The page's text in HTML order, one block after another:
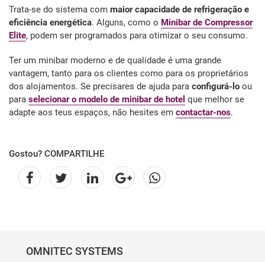
Trata-se do sistema com maior capacidade de refrigeração e
eficiência energética. Alguns, como o Minibar de Compressor
Elite, podem ser programados para otimizar o seu consumo.
Ter um minibar moderno e de qualidade é uma grande
vantagem, tanto para os clientes como para os proprietários
dos alojamentos. Se precisares de ajuda para configurá-lo ou
para selecionar o modelo de minibar de hotel que melhor se
adapte aos teus espaços, não hesites em contactar-nos.
Gostou? COMPARTILHE
OMNITEC SYSTEMS